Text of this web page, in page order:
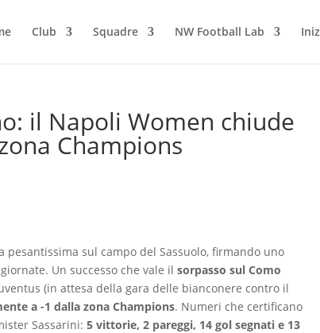
Club Squadre NW Football Lab
il Napoli Women chiude
Champions
sul campo del Sassuolo, firmando uno
Un successo che vale ilsorpasso sul Como
(in attesa della gara delle bianconere contro il
a -1 dalla zona Champions. Numeri che certificano
Sassarini:5 vittorie, 2 pareggi, 14 gol segnati e 13